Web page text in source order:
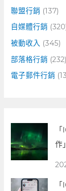
聯盟行銷 (137)
自媒體行銷
被動收入 (345)
部落格行銷 (232)
電子郵件行銷
作」